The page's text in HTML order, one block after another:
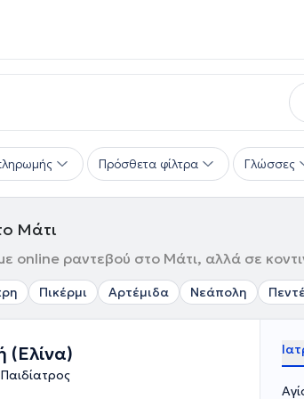
Πρόσθετα φίλτρα Γλώσσες
Μάτι
online ραντεβού στο Μάτι, αλλά σε
Πικέρμι Αρτέμιδα Νεάπολη
(Ελίνα)